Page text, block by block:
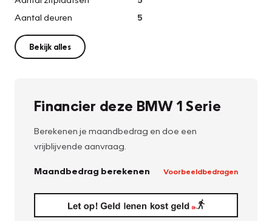
Aantal deuren
5
Bekijk alles
Financier deze BMW 1 Serie
Berekenen je maandbedrag en doe een
vrijblijvende aanvraag.
Maandbedrag berekenen Voorbeeldbedragen